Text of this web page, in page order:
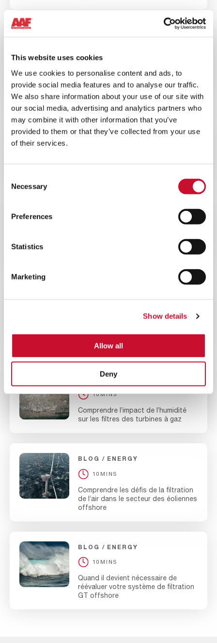
This website uses cookies
We use cookies to personalise content and ads, to
provide social media features and to analyse our traffic.
We also share information about your use of our site with
our social media, advertising and analytics partners who
may combine it with other information that you’ve
provided to them or that they’ve collected from your use
of their services.
Selection
Necessary
Preferences
Statistics
Marketing
Show details
Allow all
Deny
filtration pour turbines à gaz dans
les environnements à forte teneur en
poussière
BLOG ENERGY
L’importance de la filtration de l’air
L’importance de la filtration de l’air
dans la production d’énergie par
BLOG ENERGY
ENERGY
10MINS
Comprendre l’impact de l’humidité
sur les filtres des turbines à gaz
BLOG ENERGY
10MINS
Comprendre les défis de la filtration
de l’air dans le secteur des éoliennes
offshore
BLOG ENERGY
10MINS
Quand il devient nécessaire de
réévaluer votre système de filtration
GT offshore